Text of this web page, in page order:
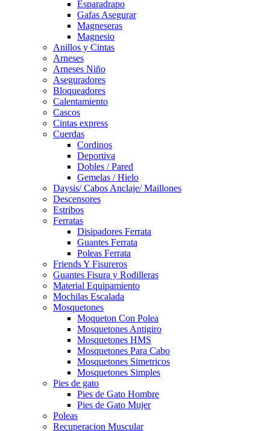
Esparadrapo
Gafas Asegurar
Magneseras
Magnesio
Anillos y Cintas
Arneses
Arneses Niño
Aseguradores
Bloqueadores
Calentamiento
Cascos
Cintas express
Cuerdas
Cordinos
Deportiva
Dobles / Pared
Gemelas / Hielo
Daysis/ Cabos Anclaje/ Maillones
Descensores
Estribos
Ferratas
Disipadores Ferrata
Guantes Ferrata
Poleas Ferrata
Friends Y Fisureros
Guantes Fisura y Rodilleras
Material Equipamiento
Mochilas Escalada
Mosquetones
Moqueton Con Polea
Mosquetones Antigiro
Mosquetones HMS
Mosquetones Para Cabo
Mosquetones Simetricos
Mosquetones Simples
Pies de gato
Pies de Gato Hombre
Pies de Gato Mujer
Poleas
Recuperacion Muscular